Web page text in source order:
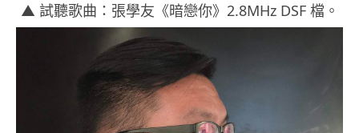
▲ 試聽歌曲：張學友《暗戀你》2.8MHz DSF 檔。